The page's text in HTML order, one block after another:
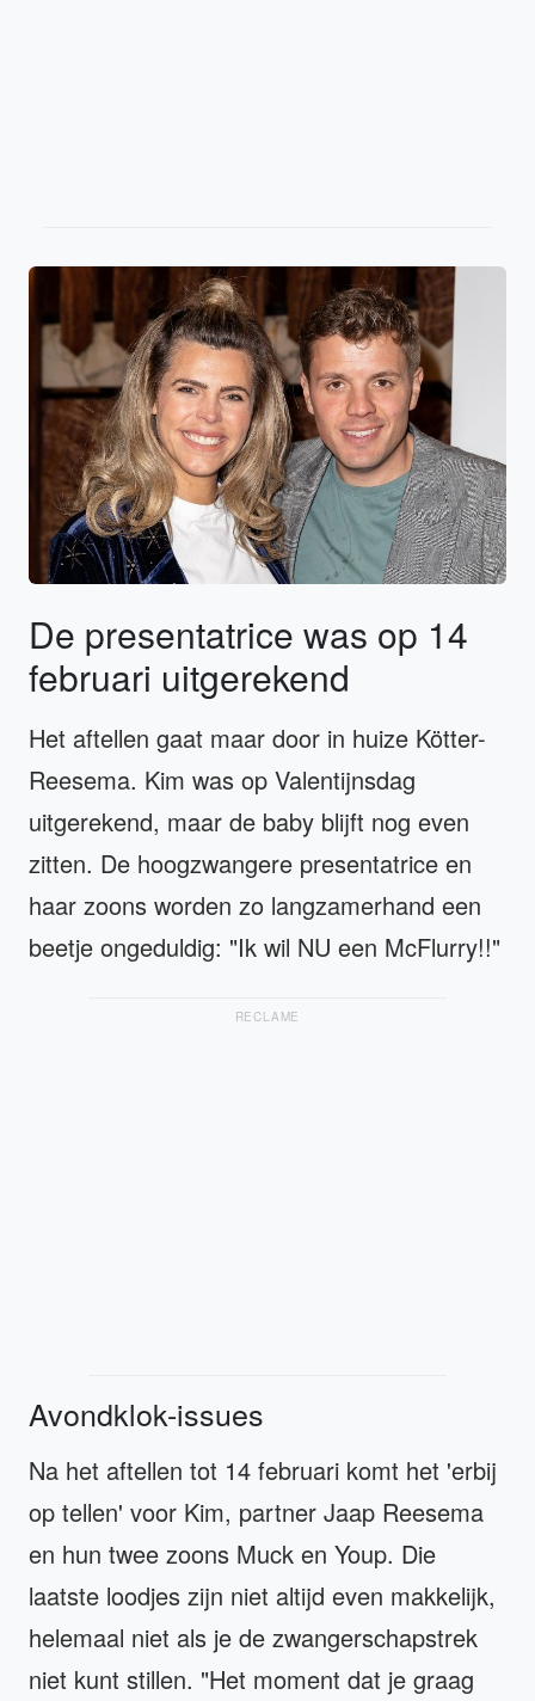
De presentatrice was op 14
februari uitgerekend
Het aftellen gaat maar door in huize Kötter-
Reesema. Kim was op Valentijnsdag
uitgerekend, maar de baby blijft nog even
zitten. De hoogzwangere presentatrice en
haar zoons worden zo langzamerhand een
beetje ongeduldig: "Ik wil NU een McFlurry!!"
RECLAME
Avondklok-issues
Na het aftellen tot 14 februari komt het 'erbij
op tellen' voor Kim, partner Jaap Reesema
en hun twee zoons Muck en Youp. Die
laatste loodjes zijn niet altijd even makkelijk,
helemaal niet als je de zwangerschapstrek
niet kunt stillen. "Het moment dat je graag